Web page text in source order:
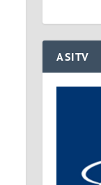
ASITV